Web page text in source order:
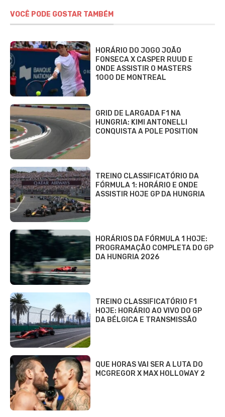
VOCÊ PODE GOSTAR TAMBÉM
HORÁRIO DO JOGO JOÃO
FONSECA X CASPER RUUD E
ONDE ASSISTIR O MASTERS
1000 DE MONTREAL
GRID DE LARGADA F1 NA
HUNGRIA: KIMI ANTONELLI
CONQUISTA A POLE POSITION
TREINO CLASSIFICATÓRIO DA
FÓRMULA 1: HORÁRIO E ONDE
ASSISTIR HOJE GP DA HUNGRIA
HORÁRIOS DA FÓRMULA 1 HOJE:
PROGRAMAÇÃO COMPLETA DO GP
DA HUNGRIA 2026
TREINO CLASSIFICATÓRIO F1
HOJE: HORÁRIO AO VIVO DO GP
DA BÉLGICA E TRANSMISSÃO
QUE HORAS VAI SER A LUTA DO
MCGREGOR X MAX HOLLOWAY 2